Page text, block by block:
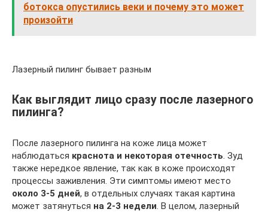
ботокса опустились веки и почему это может
произойти
Лазерный пилинг бывает разным
Как выглядит лицо сразу после лазерного
пилинга?
После лазерного пилинга на коже лица может
наблюдаться краснота и некоторая отечность. Зуд
также нередкое явление, так как в коже происходят
процессы заживления. Эти симптомы имеют место
около 3-5 дней, в отдельных случаях такая картина
может затянуться на 2-3 недели. В целом, лазерный